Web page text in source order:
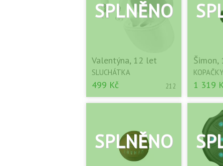
Valentýna, 12 let
SLUCHÁTKA
499 Kč 212
KOPAČKY
1 319